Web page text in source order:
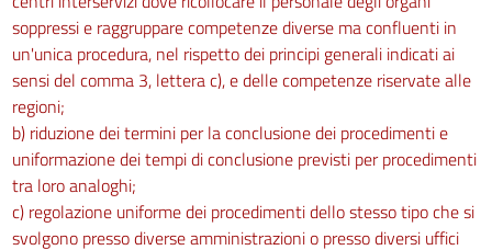
soppressi e raggruppare competenze diverse ma confluenti in
un'unica procedura, nel rispetto dei principi generali indicati ai
sensi del comma 3, lettera c), e delle competenze riservate alle
regioni;
b) riduzione dei termini per la conclusione dei procedimenti e
uniformazione dei tempi di conclusione previsti per procedimenti
tra loro analoghi;
c) regolazione uniforme dei procedimenti dello stesso tipo che si
svolgono presso diverse amministrazioni o presso diversi uffici